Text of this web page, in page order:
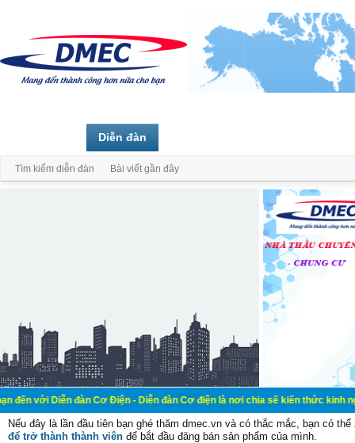
đàn Cơ Điện - Diễn đàn Cơ điện là nơi chia sẽ kiến thức kinh nghiệm
Nếu đây là lần đầu tiên bạn ghé thăm dmec.vn và có thắc mắc, bạn có
để trở thành thành viên để bắt đầu đăng bán sản phẩm của mình.
Diễn đàn
Tìm kiếm diễn đàn Bài viết gần đây